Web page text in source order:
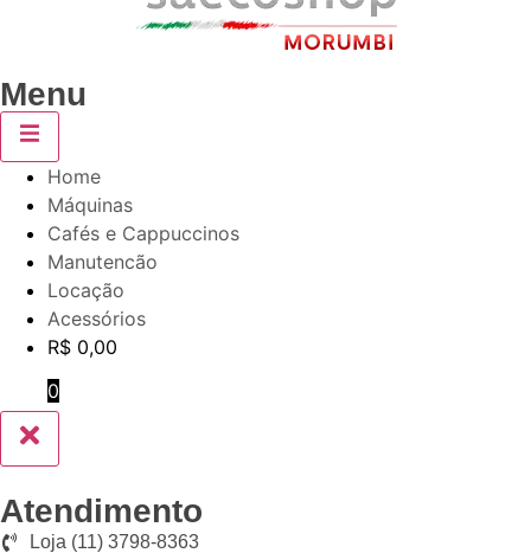
Menu
Home
Máquinas
Cafés e Cappuccinos
Manutencão
Locação
Acessórios
R$ 0,00
0
Atendimento
Loja (11) 3798-8363